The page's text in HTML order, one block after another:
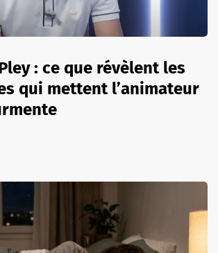
: ce que révèlent les
qui mettent l’animateur